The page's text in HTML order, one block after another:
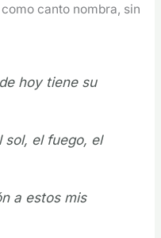
canto nombra, sin
hoy tiene su
sol, el fuego, el
a estos mis